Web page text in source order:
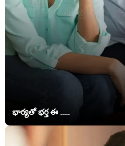
భార్యతో భర్త ఈ .....